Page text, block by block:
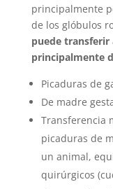
principalmente
de los glóbulos
puede transferir
principalmente
Picaduras de
De madre
Transferencia
picaduras de
un animal,
quirúrgicos